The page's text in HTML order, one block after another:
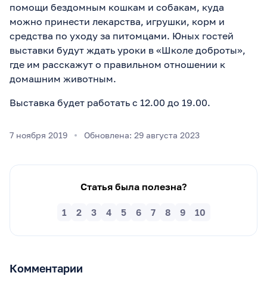
помощи бездомным кошкам и собакам, куда
можно принести лекарства, игрушки, корм и
средства по уходу за питомцами. Юных гостей
выставки будут ждать уроки в «Школе доброты»,
где им расскажут о правильном отношении к
домашним животным.
Выставка будет работать с 12.00 до 19.00.
7 ноября 2019 Обновлена: 29 августа 2023
Статья была полезна?
10
9
8
7
6
5
4
3
2
1
Комментарии